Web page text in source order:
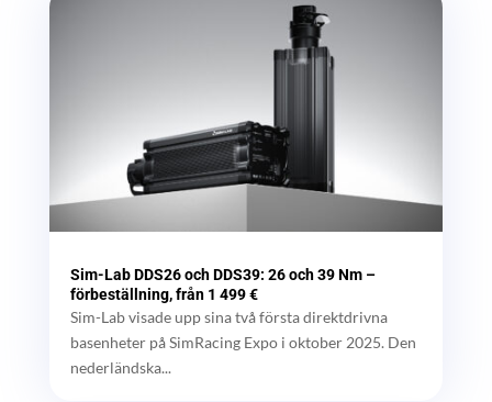
Sim-Lab DDS26 och DDS39: 26 och 39 Nm –
förbeställning, från 1 499 €
Sim-Lab visade upp sina två första direktdrivna
basenheter på SimRacing Expo i oktober 2025. Den
nederländska...